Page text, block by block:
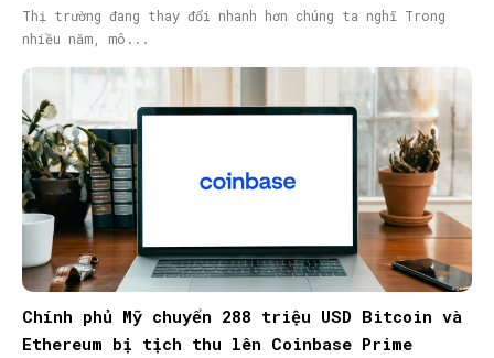
Thị trường đang thay đổi nhanh hơn chúng ta nghĩ Trong
nhiều năm, mô...
Chính phủ Mỹ chuyển 288 triệu USD Bitcoin và
Ethereum bị tịch thu lên Coinbase Prime